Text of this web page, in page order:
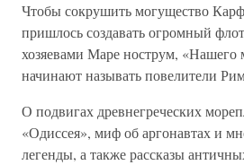
Чтобы сокрушить могущество
пришлось создавать огромный
хозяевами Маре нострум,
начинают называть повелители
О подвигах древнегреческих
«Одиссея», миф об аргонавтах и
легенды, а также рассказы